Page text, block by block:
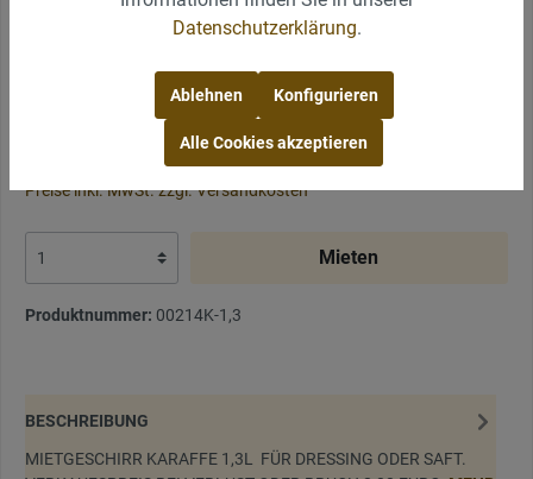
3,00 €* / Preis/Mieteinheit
Preise inkl. MwSt. zzgl. Versandkosten
Mieten
Produktnummer: 00214K-1,3
BESCHREIBUNG
MIETGESCHIRR KARAFFE 1,3L FÜR DRESSING ODER SAFT.
Datenschutzerklärung.
Ablehnen Konfigurieren
Alle Cookies akzeptieren